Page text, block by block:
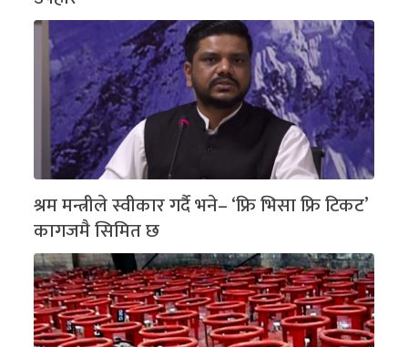
श्रम मन्त्रीले स्वीकार गर्दै भने– ‘फ्रि भिसा फ्रि टिकट’
कागजमै सिमित छ